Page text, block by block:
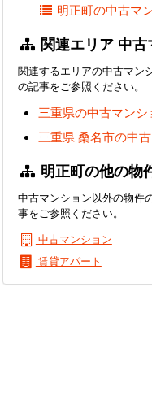
明正町の中古マ
関連エリア 中
関連するエリアの中古マン
の記事をご参照ください。
三重県の中古マン
三重県 桑名市の中
明正町の他の物
中古マンション以外の物件
事をご参照ください。
中古マンション
賃貸アパート